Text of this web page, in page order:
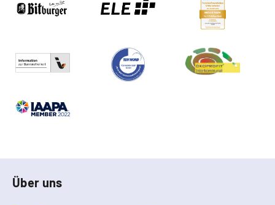
Über uns